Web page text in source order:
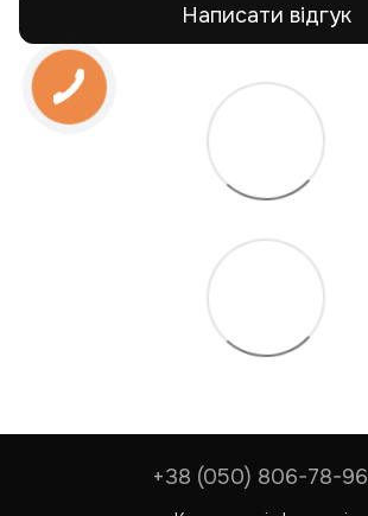
Написати відгук
+38 (050) 806-78-96